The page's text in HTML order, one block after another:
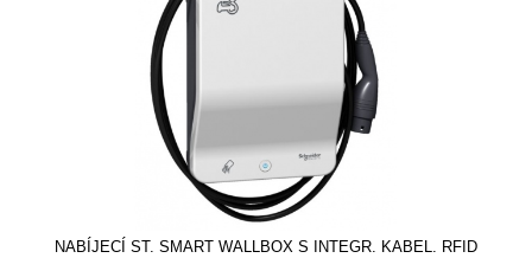
NABÍJECÍ ST. SMART WALLBOX S INTEGR. KABEL. RFID